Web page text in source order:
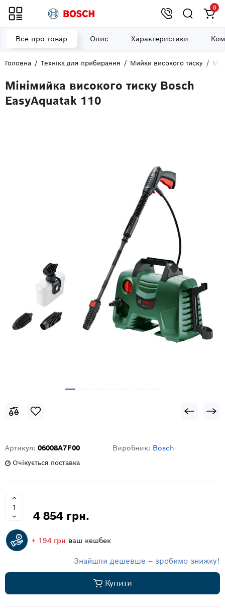
0
Головна Техніка для прибирання Мийки високого тиску
Мінімийка високого тиску Bosch
EasyAquatak 110
Все про товар Опис Характеристики
Артикул: 06008A7F00 Виробник: Bosch
Очікується поставка
4 854 грн.
+ 194 грн ваш кешбек
Знайшли дешевше – зробимо знижку!
Купити